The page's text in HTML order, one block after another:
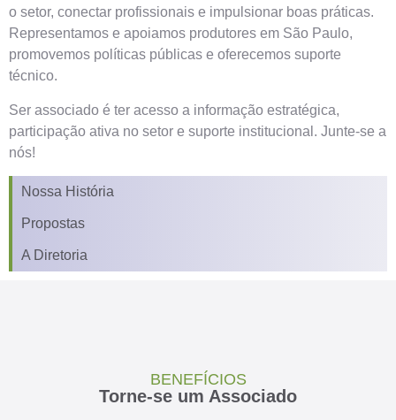
o setor, conectar profissionais e impulsionar boas práticas.
Representamos e apoiamos produtores em São Paulo,
promovemos políticas públicas e oferecemos suporte
técnico.
Ser associado é ter acesso a informação estratégica,
participação ativa no setor e suporte institucional. Junte-se a
nós!
Nossa História
Propostas
A Diretoria
BENEFÍCIOS
Torne-se um Associado